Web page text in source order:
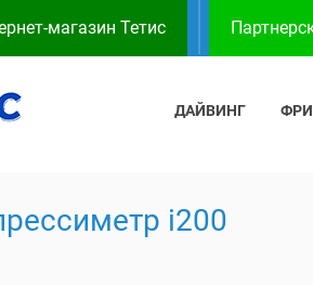
магазин Тетис
ДАЙВИНГ
i200